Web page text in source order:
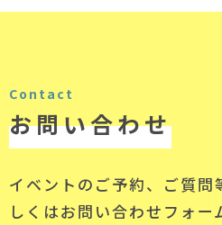
Contact
お問い合わせ
イベントのご予約、ご質問
しくはお問い合わせフォー